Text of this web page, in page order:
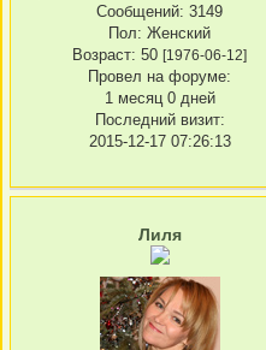
Сообщений: 3149
Пол: Женский
Возраст: 50 [1976-06-12]
Провел на форуме:
1 месяц 0 дней
Последний визит:
2015-12-17 07:26:13
Лиля